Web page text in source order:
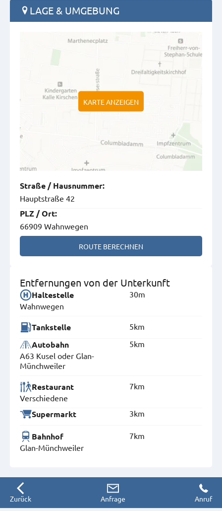
LAGE & UMGEBUNG
KARTE ANZEIGEN
Straße / Hausnummer:
Hauptstraße 42
PLZ /Ort:
66909 Wahnwegen
ROUTE BERECHNEN
Entfernungen von der Unterkunft
Haltestelle
Wahnwegen
30m
Tankstelle 5km
Autobahn
A63 Kusel oder Glan-
Münchweiler
5km
Restaurant
Verschiedene
7km
Supermarkt 3km
Bahnhof
Glan-Münchweiler
7km
Zurück Anfrage Anruf